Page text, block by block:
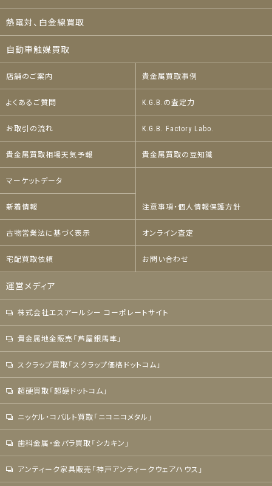
熱電対、白金線買取
自動車触媒買取
店舗のご案内 貴金属買取事例
よくあるご質問 K.G.B.の査定力
お取引の流れ K.G.B. Factory Labo.
貴金属買取相場天気予報 貴金属買取の豆知識
マーケットデータ
新着情報 注意事項・個人情報保護方針
古物営業法に基づく表示 オンライン査定
宅配買取依頼 お問い合わせ
運営メディア
株式会社エスアールシー コーポレートサイト
貴金属地金販売「芦屋銀馬車」
スクラップ買取「スクラップ価格ドットコム」
超硬買取「超硬ドットコム」
ニッケル・コバルト買取「ニコニコメタル」
歯科金属・金パラ買取「シカキン」
アンティーク家具販売「神戸アンティークウェアハウス」